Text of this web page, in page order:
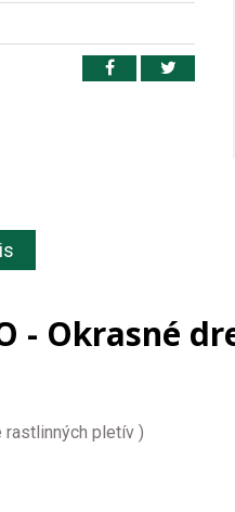
- Okrasné
rastlinných pletív )